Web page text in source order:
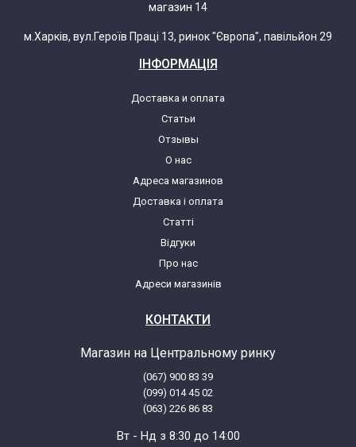
магазин 14
м.Харків, вул.Героїв Праці 13, ринок "Європа", павільйон 29
ІНФОРМАЦІЯ
Доставка и оплата
Статьи
Отзывы
О нас
Адреса магазинов
Доставка і оплата
Статті
Відгуки
Про нас
Адреси магазинів
КОНТАКТИ
Магазин на Центральному ринку
(067) 900 83 39
(099) 014 45 02
(063) 226 86 83
Вт - Нд з 8:30 до 14:00